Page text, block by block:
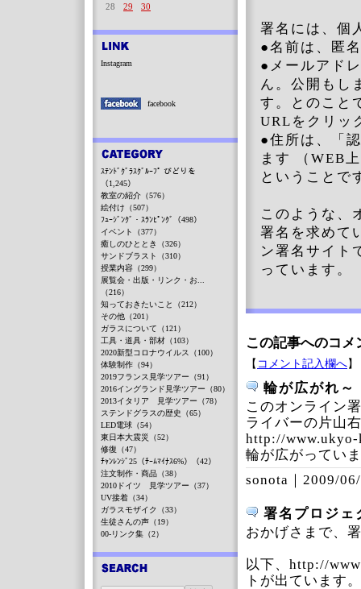
署名には、個
●名前は、匿
●メールアド
ん。公開もし
す。とのこと
URLをクリッ
●住所は、「
ます （WEB
ということで
このような、
署名を求めて
ン署名サイト
っています。
この記事へのコメ
【 コメント記入欄へ】
輪が広がれ～
このオンライン
ライバーの片山
http://www.ukyo-
輪が広がってい
sonota｜ 2009/
署名プロジェ
おかげさまで、
以下、http://
トが出ています。
28
29 30
Instagram
facebook
ｽﾃﾝﾄﾞｸﾞﾗｽｸﾞﾙｰﾌﾟ びどりを
（1,245）
教室の紹介（576）
絵付け（507）
ﾌｭｰｼﾞﾝｸﾞ・ｽﾗﾝﾋﾟﾝｸﾞ（498）
イベント（377）
癒しのひととき（326）
サンドブラスト（310）
授業内容（299）
展覧会・出版・リンク・お...
（216）
知っておきたいこと（212）
その他（201）
ガラスについて（121）
工具・道具・部材（103）
2020新型コロナウイルス（100）
体験制作（94）
2019フランス見学ツアー（91）
2016イングランド見学ツアー（80）
2013イタリア 見学ツアー（78）
ステンドグラスの歴史（65）
LED電球（54）
東日本大震災（52）
修復（47）
ﾁｬﾝﾚﾝｼﾞ25（ﾁｰﾑﾏｲﾅｽ6%）（42）
注文制作・商品（38）
2010ドイツ 見学ツアー（37）
UV接着（34）
ガラスモザイク（33）
生徒さんの声（19）
00-リンク集（2）